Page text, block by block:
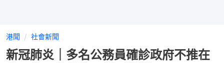
港聞 社會新聞
新冠肺炎｜多名公務員確診政府不推在